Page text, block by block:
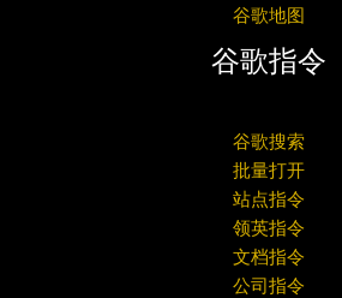
谷歌地图
谷歌指令
谷歌搜索
批量打开
站点指令
领英指令
文档指令
公司指令